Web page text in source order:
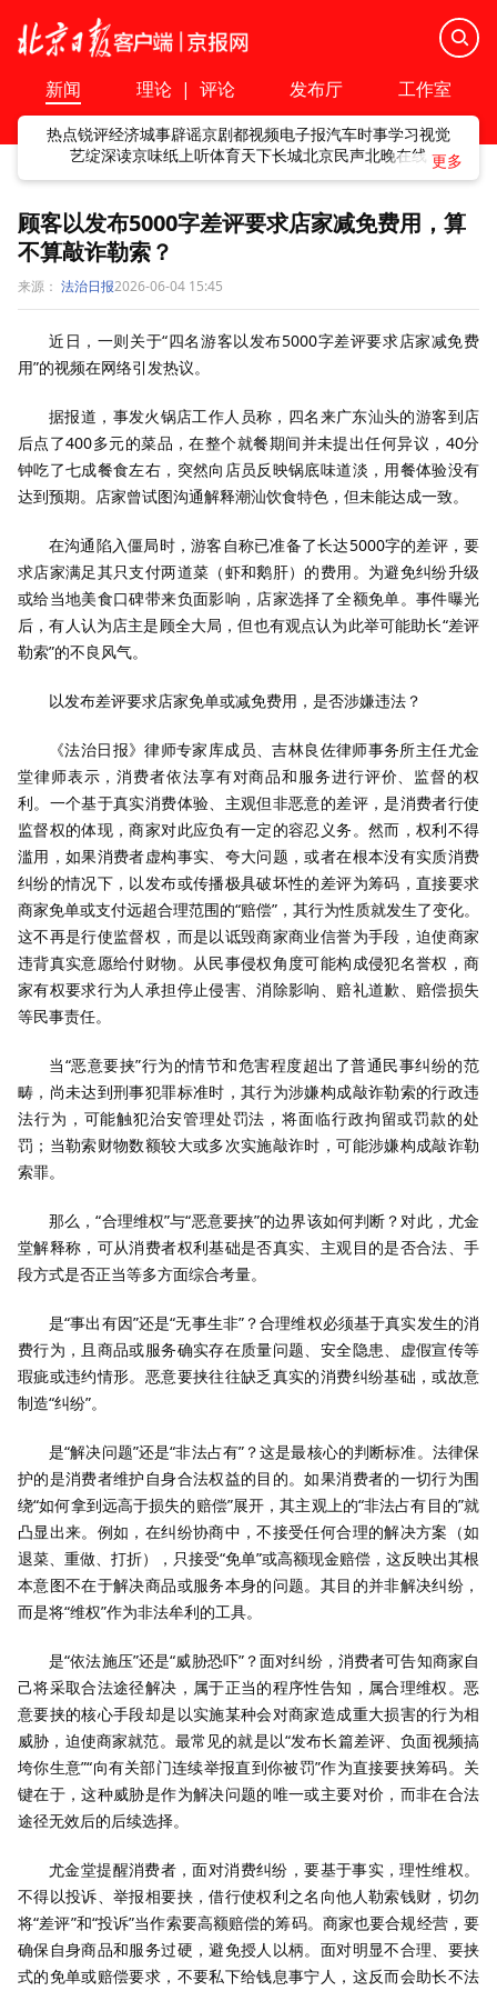
新闻 理论 | 评论 发布厅 工作室
热点锐评经济城事辟谣京剧都视频电子报汽车时事学习视觉
艺绽深读京味纸上听体育天下长城北京民声北晚在线
顾客以发布5000字差评要求店家减免费用，算
不算敲诈勒索？
来源： 法治日报2026-06-04 15:45
近日，一则关于“四名游客以发布5000字差评要求店家减免费
用”的视频在网络引发热议。
据报道，事发火锅店工作人员称，四名来广东汕头的游客到店
后点了400多元的菜品，在整个就餐期间并未提出任何异议，40分
钟吃了七成餐食左右，突然向店员反映锅底味道淡，用餐体验没有
达到预期。店家曾试图沟通解释潮汕饮食特色，但未能达成一致。
在沟通陷入僵局时，游客自称已准备了长达5000字的差评，要
求店家满足其只支付两道菜（虾和鹅肝）的费用。为避免纠纷升级
或给当地美食口碑带来负面影响，店家选择了全额免单。事件曝光
后，有人认为店主是顾全大局，但也有观点认为此举可能助长“差评
勒索”的不良风气。
以发布差评要求店家免单或减免费用，是否涉嫌违法？
《法治日报》律师专家库成员、吉林良佐律师事务所主任尤金
堂律师表示，消费者依法享有对商品和服务进行评价、监督的权
利。一个基于真实消费体验、主观但非恶意的差评，是消费者行使
监督权的体现，商家对此应负有一定的容忍义务。然而，权利不得
滥用，如果消费者虚构事实、夸大问题，或者在根本没有实质消费
纠纷的情况下，以发布或传播极具破坏性的差评为筹码，直接要求
商家免单或支付远超合理范围的“赔偿”，其行为性质就发生了变化。
这不再是行使监督权，而是以诋毁商家商业信誉为手段，迫使商家
违背真实意愿给付财物。从民事侵权角度可能构成侵犯名誉权，商
家有权要求行为人承担停止侵害、消除影响、赔礼道歉、赔偿损失
等民事责任。
当“恶意要挟”行为的情节和危害程度超出了普通民事纠纷的范
畴，尚未达到刑事犯罪标准时，其行为涉嫌构成敲诈勒索的行政违
法行为，可能触犯治安管理处罚法，将面临行政拘留或罚款的处
罚；当勒索财物数额较大或多次实施敲诈时，可能涉嫌构成敲诈勒
索罪。
那么，“合理维权”与“恶意要挟”的边界该如何判断？对此，尤金
堂解释称，可从消费者权利基础是否真实、主观目的是否合法、手
段方式是否正当等多方面综合考量。
是“事出有因”还是“无事生非”？合理维权必须基于真实发生的消
费行为，且商品或服务确实存在质量问题、安全隐患、虚假宣传等
瑕疵或违约情形。恶意要挟往往缺乏真实的消费纠纷基础，或故意
制造“纠纷”。
是“解决问题”还是“非法占有”？这是最核心的判断标准。法律保
护的是消费者维护自身合法权益的目的。如果消费者的一切行为围
绕“如何拿到远高于损失的赔偿”展开，其主观上的“非法占有目的”就
凸显出来。例如，在纠纷协商中，不接受任何合理的解决方案（如
退菜、重做、打折），只接受“免单”或高额现金赔偿，这反映出其根
本意图不在于解决商品或服务本身的问题。其目的并非解决纠纷，
而是将“维权”作为非法牟利的工具。
是“依法施压”还是“威胁恐吓”？面对纠纷，消费者可告知商家自
己将采取合法途径解决，属于正当的程序性告知，属合理维权。恶
意要挟的核心手段却是以实施某种会对商家造成重大损害的行为相
威胁，迫使商家就范。最常见的就是以“发布长篇差评、负面视频搞
垮你生意”“向有关部门连续举报直到你被罚”作为直接要挟筹码。关
键在于，这种威胁是作为解决问题的唯一或主要对价，而非在合法
途径无效后的后续选择。
尤金堂提醒消费者，面对消费纠纷，要基于事实，理性维权。
不得以投诉、举报相要挟，借行使权利之名向他人勒索钱财，切勿
将“差评”和“投诉”当作索要高额赔偿的筹码。商家也要合规经营，要
确保自身商品和服务过硬，避免授人以柄。面对明显不合理、要挟
式的免单或赔偿要求，不要私下给钱息事宁人，这反而会助长不法